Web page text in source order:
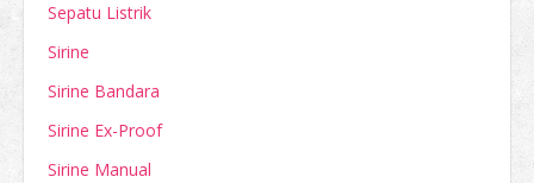
Sepatu Listrik
Sirine
Sirine Bandara
Sirine Ex-Proof
Sirine Manual